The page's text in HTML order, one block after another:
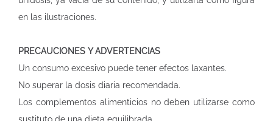
en las ilustraciones.
PRECAUCIONES Y ADVERTENCIAS
Un consumo excesivo puede tener efectos laxantes.
No superar la dosis diaria recomendada.
Los complementos alimenticios no deben utilizarse como